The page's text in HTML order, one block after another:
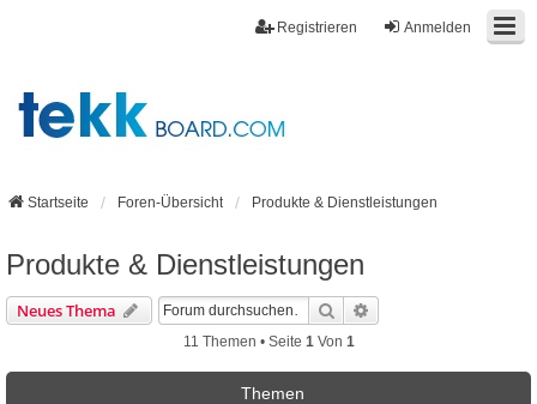
Anmelden
Registrieren
Startseite Foren-Übersicht Produkte & Dienstleistungen
Produkte & Dienstleistungen
Neues Thema Suche
11 Themen • Seite 1Von 1
Themen